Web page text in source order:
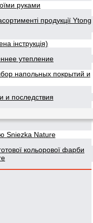
руками
продукції Ytong
інструкція)
утепление
напольных покрытий и
и последствия
Sniezka Nature
кольорової фарби